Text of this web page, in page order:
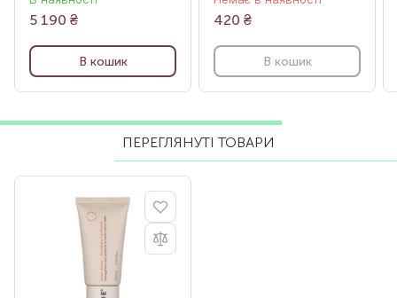
5 190 ₴
В кошик
420 ₴
В кошик
ПЕРЕГЛЯНУТІ ТОВАРИ